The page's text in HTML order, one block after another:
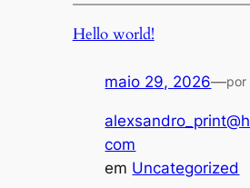
Hello world!
maio 29, 2026—por
com
em Uncategorized